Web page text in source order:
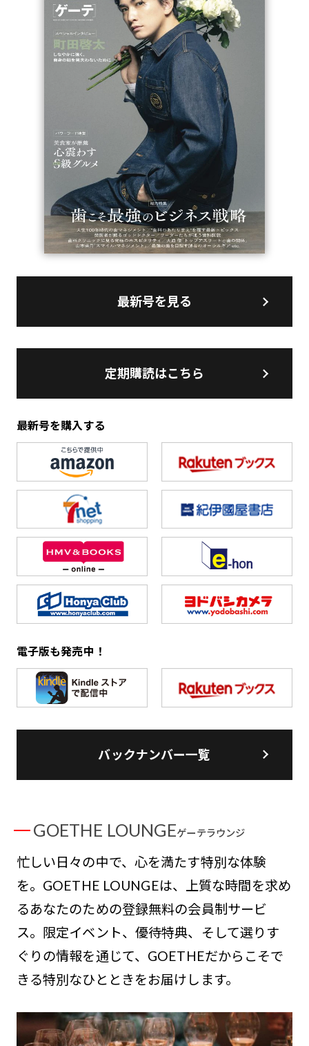
最新号を見る
定期購読はこちら
最新号を購入する
電子版も発売中！
バックナンバー一覧
GOETHE LOUNGEゲーテラウンジ
忙しい日々の中で、心を満たす特別な体験
を。GOETHE LOUNGEは、上質な時間を求め
るあなたのための登録無料の会員制サービ
ス。限定イベント、優待特典、そして選りす
ぐりの情報を通じて、GOETHEだからこそで
きる特別なひとときをお届けします。